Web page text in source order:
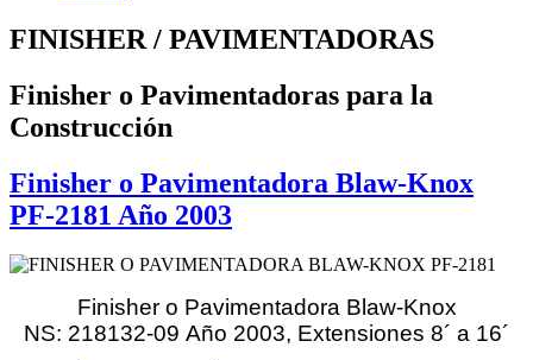
FINISHER / PAVIMENTADORAS
Finisher o Pavimentadoras para la
Construcción
Finisher o Pavimentadora Blaw-Knox
PF-2181 Año 2003
Finisher o Pavimentadora Blaw-Knox
NS: 218132-09 Año 2003, Extensiones 8´ a 16´